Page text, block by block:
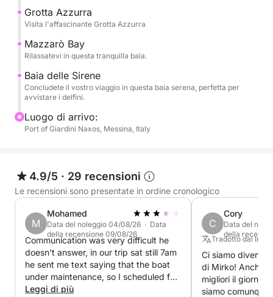
- Scoglio del Ficodindia
- Isola Bella
-Baia di Mazzarò
Sosta facoltativa al ristorante: prova l'autentica
cucina siciliana in un ristorante sul mare (non
incluso).
Grotta Azzurra
Visita l'affascinante Grotta Azzurra
Mazzarò Bay
Rilassatevi in questa tranquilla baia.
Baia delle Sirene
Concludete il vostro viaggio in questa baia serena, perfetta per
avvistare i delfini.
Luogo di arrivo:
Port of Giardini Naxos, Messina, Italy
4.9/5 · 29 recensioni
Le recensioni sono presentate in ordine cronologico
M
Mohamed
Data del noleggio 04/08/26 · Data
della recensione 09/08/26
Communication was very difficult he
doesn't answer, in our trip sat still 7am
he sent me text saying that the boat
under maintenance, so I scheduled for
next day , I rented full day boat but
Leggi di più
C
Cory
Data del
della
Tradotto dal
Ci siamo divertiti
di Mirko! Anche
migliori il giorno
siamo